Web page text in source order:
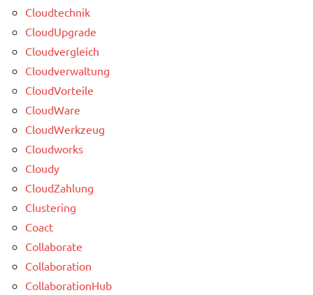
Cloudtechnik
CloudUpgrade
Cloudvergleich
Cloudverwaltung
CloudVorteile
CloudWare
CloudWerkzeug
Cloudworks
Cloudy
CloudZahlung
Clustering
Coact
Collaborate
Collaboration
CollaborationHub